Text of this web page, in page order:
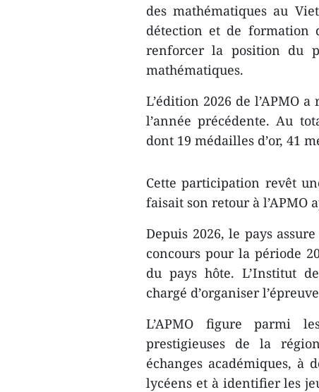
des mathématiques au
détection et de formation
renforcer la position du
mathématiques.
L’édition 2026 de l’APMO
l’année précédente. Au
dont 19 médailles d’or, 41
Cette participation revêt
faisait son retour à l’APMO
Depuis 2026, le pays
concours pour la période
du pays hôte. L’Institut
chargé d’organiser
L’APMO figure parmi
prestigieuses de la
échanges académiques, à
lycéens et à identifier les